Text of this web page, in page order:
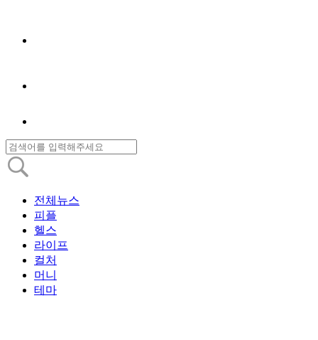
전체뉴스
피플
헬스
라이프
컬처
머니
테마